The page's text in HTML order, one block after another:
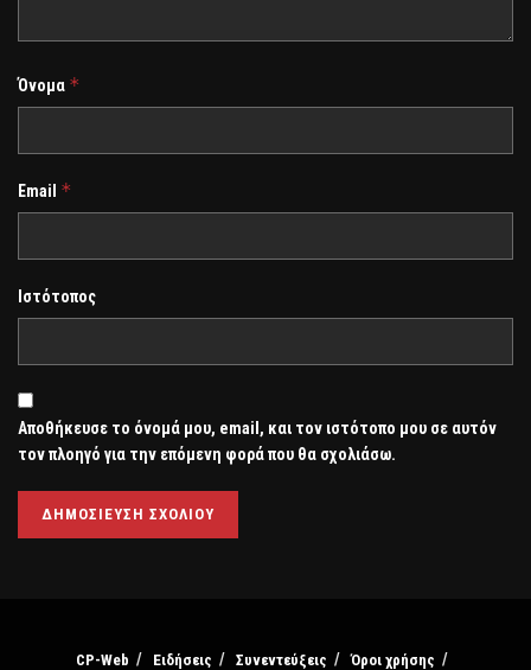
Όνομα *
Email *
Ιστότοπος
Αποθήκευσε το όνομά μου, email, και τον ιστότοπο μου σε αυτόν
τον πλοηγό για την επόμενη φορά που θα σχολιάσω.
CP-Web Ειδήσεις Συνεντεύξεις
Όροι χρήσης